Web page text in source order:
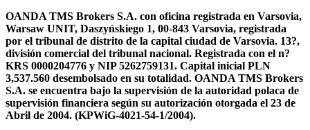
OANDA TMS Brokers S.A. con oficina registrada en Varsovia,
Warsaw UNIT, Daszyńskiego 1, 00-843 Varsovia, registrada
por el tribunal de distrito de la capital ciudad de Varsovia. 13?,
división comercial del tribunal nacional. Registrada con el n?
KRS 0000204776 y NIP 5262759131. Capital inicial PLN
3,537.560 desembolsado en su totalidad. OANDA TMS Brokers
S.A. se encuentra bajo la supervisión de la autoridad polaca de
supervisión financiera según su autorización otorgada el 23 de
Abril de 2004. (KPWiG-4021-54-1/2004).